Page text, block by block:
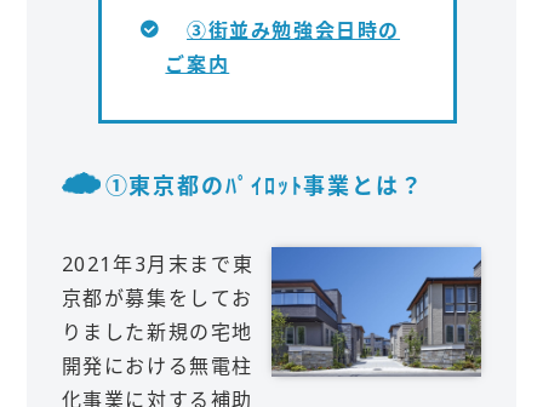
③街並み勉強会日時の
ご案内
①東京都のﾊﾟｲﾛｯﾄ事業とは？
2021年3月末まで東
京都が募集をしてお
りました新規の宅地
開発における無電柱
化事業に対する補助